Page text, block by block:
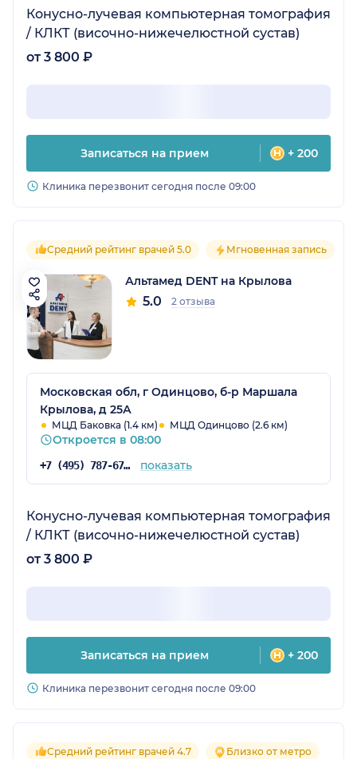
Конусно-лучевая компьютерная томография
/ КЛКТ (височно-нижечелюстной сустав)
от 3 800 ₽
Записаться на прием + 200
Клиника перезвонит сегодня после 09:00
Средний рейтинг врачей 5.0 Мгновенная запись
Альтамед DENT на Крылова
5.0 2 отзыва
Московская обл, г Одинцово, б-р Маршала
Крылова, д 25А
МЦД Баковка (1.4 км) МЦД Одинцово (2.6 км)
Откроется в 08:00
+7 (495) 787-67-37 показать
Конусно-лучевая компьютерная томография
/ КЛКТ (височно-нижечелюстной сустав)
от 3 800 ₽
Записаться на прием + 200
Клиника перезвонит сегодня после 09:00
Средний рейтинг врачей 4.7 Близко от метро